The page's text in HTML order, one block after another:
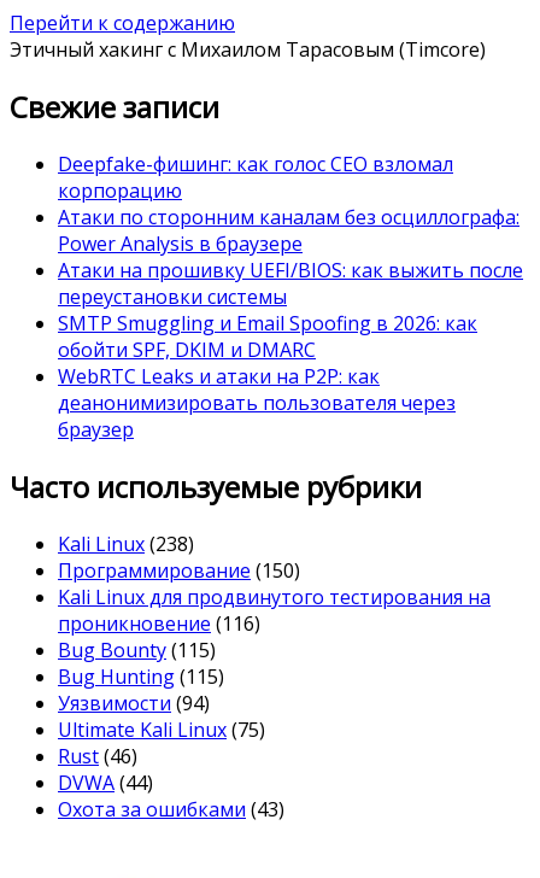
Перейти к содержанию
Этичный хакинг с Михаилом Тарасовым (Timcore)
Свежие записи
Deepfake-фишинг: как голос CEO взломал
корпорацию
Атаки по сторонним каналам без осциллографа:
Power Analysis в браузере
Атаки на прошивку UEFI/BIOS: как выжить после
переустановки системы
SMTP Smuggling и Email Spoofing в 2026: как
обойти SPF, DKIM и DMARC
WebRTC Leaks и атаки на P2P: как
деанонимизировать пользователя через
браузер
Часто используемые рубрики
Kali Linux(238)
Программирование (150)
Kali Linux для продвинутого тестирования на
проникновение (116)
Bug Bounty(115)
Bug Hunting(115)
Уязвимости (94)
Ultimate Kali Linux(75)
Rust(46)
DVWA(44)
Охота за ошибками (43)